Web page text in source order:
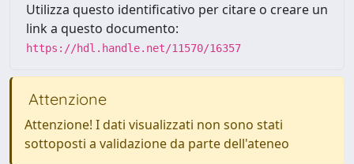
Utilizza questo identificativo per citare o creare un
link a questo documento:
https://hdl.handle.net/11570/16357
Attenzione
Attenzione! I dati visualizzati non sono stati
sottoposti a validazione da parte dell'ateneo